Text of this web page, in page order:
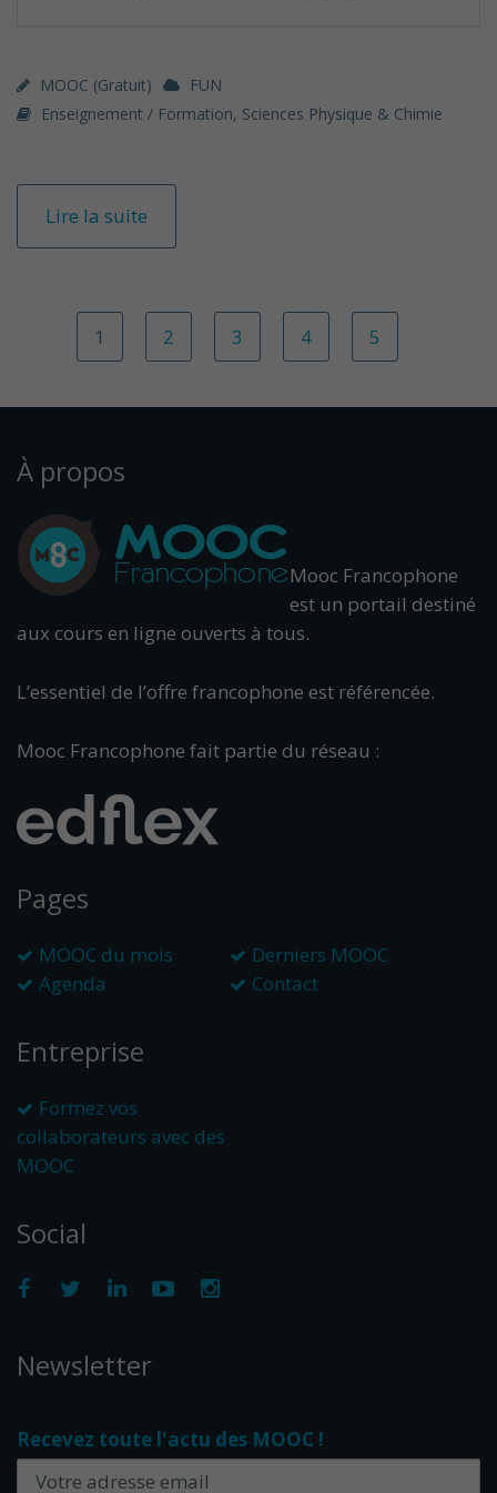
MOOC (gratuit)
FUN
Enseignement / Formation, Sciences Physique & Chimie
Lire la suite
1 2 3 4 5
À propos
Mooc Francophone
est un portail destiné
aux cours en ligne ouverts à tous.
L’essentiel de l’offre francophone est référencée.
Mooc Francophone fait partie du réseau :
Pages
MOOC du mois
Derniers MOOC
Agenda
Contact
Entreprise
Formez vos
collaborateurs avec des
MOOC
Social
Newsletter
Recevez toute l'actu des MOOC !